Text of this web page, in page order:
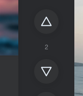
2